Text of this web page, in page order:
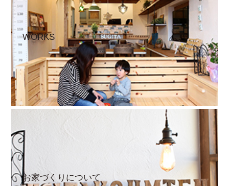
WORKS
お家づくりについて